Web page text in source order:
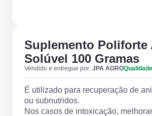
Suplemento Poliforte
Solúvel 100 Gramas
Vendido e entregue por: JPA AGRO
É utilizado para recuperação de
ou subnutridos.
Nos casos de intoxicação,